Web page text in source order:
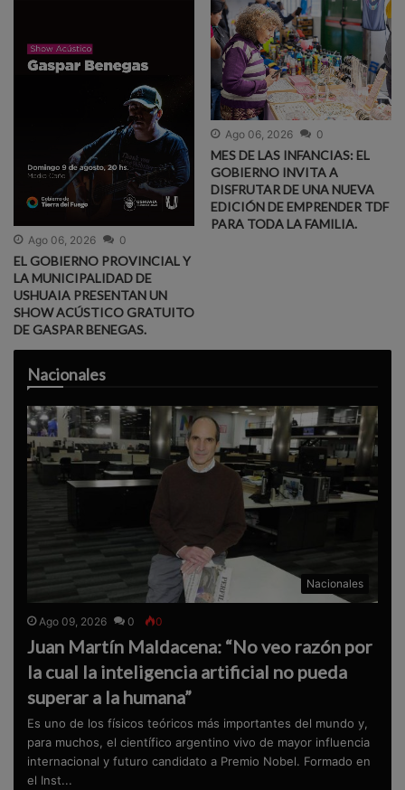
Ago 06, 2026 0
EL GOBIERNO PROVINCIAL Y
LA MUNICIPALIDAD DE
USHUAIA PRESENTAN UN
SHOW ACÚSTICO GRATUITO
DE GASPAR BENEGAS.
Ago 06, 2026 0
MES DE LAS INFANCIAS: EL
GOBIERNO INVITA A
DISFRUTAR DE UNA NUEVA
EDICIÓN DE EMPRENDER TDF
PARA TODA LA FAMILIA.
Nacionales
Nacionales
Ago 09, 2026 0 0
Juan Martín Maldacena: “No veo razón por
la cual la inteligencia artificial no pueda
superar a la humana”
Es uno de los físicos teóricos más importantes del mundo y,
para muchos, el científico argentino vivo de mayor influencia
internacional y futuro candidato a Premio Nobel. Formado en
el Inst...